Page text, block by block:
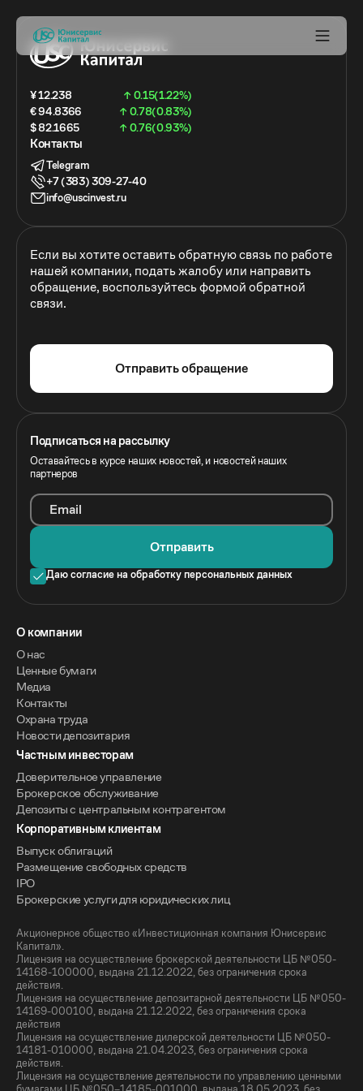
¥ 12.238
↑ 0.15(1.22%)
€ 94.8366
↑ 0.78(0.83%)
$ 82.1665
↑ 0.76(0.93%)
Контакты
Telegram
+7 (383) 309-27-40
info@uscinvest.ru
Если вы хотите оставить обратную связь по работе
нашей компании, подать жалобу или направить
обращение, воспользуйтесь формой обратной
связи.
Отправить обращение
Подписаться на рассылку
Оставайтесь в курсе наших новостей, и новостей наших
партнеров
Email
Отправить
Даю согласие на обработку персональных данных
O компании
О нас
Ценные бумаги
Медиа
Контакты
Охрана труда
Новости депозитария
Частным инвесторам
Доверительное управление
Брокерское обслуживание
Депозиты с центральным контрагентом
Корпоративным клиентам
Выпуск облигаций
Размещение свободных средств
IPO
Брокерские услуги для юридических лиц
Акционерное общество «Инвестиционная компания Юнисервис
Капитал».
Лицензия на осуществление брокерской деятельности ЦБ №050-
14168-100000, выдана 21.12.2022, без ограничения срока
действия.
Лицензия на осуществление депозитарной деятельности ЦБ №050-
14169-000100, выдана 21.12.2022, без ограничения срока
действия
Лицензия на осуществление дилерской деятельности ЦБ №050-
14181-010000, выдана 21.04.2023, без ограничения срока
действия.
Лицензия на осуществление деятельности по управлению ценными